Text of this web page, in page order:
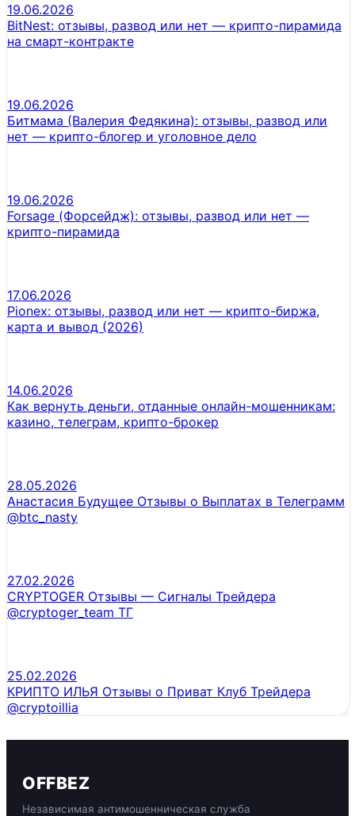
19.06.2026
BitNest: отзывы, развод или нет — крипто-пирамида
на смарт-контракте
19.06.2026
Битмама (Валерия Федякина): отзывы, развод или
нет — крипто-блогер и уголовное дело
19.06.2026
Forsage (Форсейдж): отзывы, развод или нет —
крипто-пирамида
17.06.2026
Pionex: отзывы, развод или нет — крипто-биржа,
карта и вывод (2026)
14.06.2026
Как вернуть деньги, отданные онлайн-мошенникам:
казино, телеграм, крипто-брокер
28.05.2026
Анастасия Будущее Отзывы о Выплатах в Телеграмм
@btc_nasty
27.02.2026
CRYPTOGER Отзывы — Сигналы Трейдера
@cryptoger_team ТГ
25.02.2026
КРИПТО ИЛЬЯ Отзывы о Приват Клуб Трейдера
@cryptoillia
OFFBEZ
Независимая антимошенническая служба